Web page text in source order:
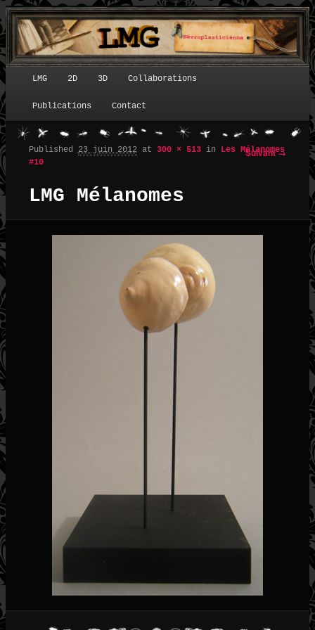
Menu principal
LMG 2D 3D Collaborations
Publications Contact
Suivant →
LMG Mélanomes
Published 23 juin 2012at 300 × 513in Les Mélanomes
#10